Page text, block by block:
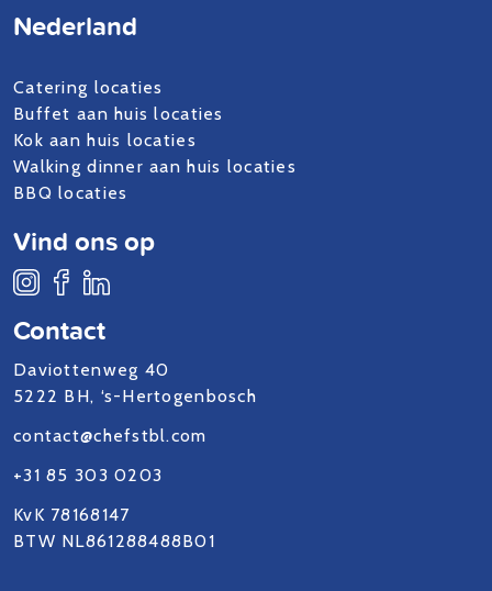
Contact
Daviottenweg 40
5222 BH, ‘s-Hertogenbosch
contact@chefstbl.com
+31 85 303 0203
KvK 78168147
BTW NL861288488B01
Nederland
Catering locaties
Buffet aan huis locaties
Kok aan huis locaties
Walking dinner aan huis locaties
BBQ locaties
Vind ons op